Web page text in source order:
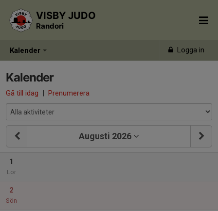
Kalender Logga in
VISBY JUDO
Randori
Kalender
Gå till idag | Prenumerera
Augusti 2026
1
Lör
2
Sön